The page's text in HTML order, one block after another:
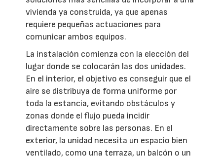
vivienda ya construida, ya que apenas
requiere pequeñas actuaciones para
comunicar ambos equipos.
La instalación comienza con la elección del
lugar donde se colocarán las dos unidades.
En el interior, el objetivo es conseguir que el
aire se distribuya de forma uniforme por
toda la estancia, evitando obstáculos y
zonas donde el flujo pueda incidir
directamente sobre las personas. En el
exterior, la unidad necesita un espacio bien
ventilado, como una terraza, un balcón o un